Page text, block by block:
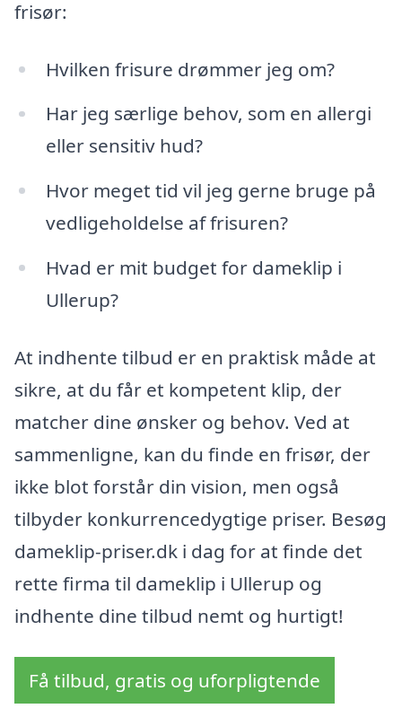
frisør:
Hvilken frisure drømmer jeg om?
Har jeg særlige behov, som en allergi
eller sensitiv hud?
Hvor meget tid vil jeg gerne bruge på
vedligeholdelse af frisuren?
Hvad er mit budget for dameklip i
Ullerup?
At indhente tilbud er en praktisk måde at
sikre, at du får et kompetent klip, der
matcher dine ønsker og behov. Ved at
sammenligne, kan du finde en frisør, der
ikke blot forstår din vision, men også
tilbyder konkurrencedygtige priser. Besøg
dameklip-priser.dk i dag for at finde det
rette firma til dameklip i Ullerup og
indhente dine tilbud nemt og hurtigt!
Få tilbud, gratis og uforpligtende